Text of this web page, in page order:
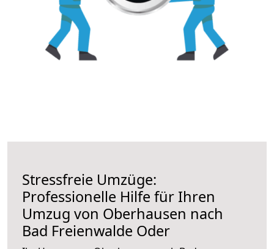
Stressfreie Umzüge:
Professionelle Hilfe für Ihren
Umzug von Oberhausen nach
Bad Freienwalde Oder